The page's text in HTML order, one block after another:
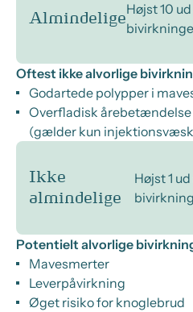
Almindelige
Højst 10
Oftest ikke alvorlige
Godartede polypper i
Overfladisk
(gælder kun
Ikke
almindelige
Højst 1
Potentielt alvorlige
Mavesmerter
Leverpåvirkning
Øget risiko for knoglebrud